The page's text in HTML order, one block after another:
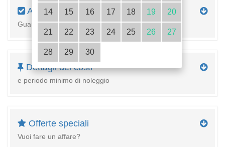
14 15 16 17 18 19 20
21 22 23 24 25 26 27
28 29 30
Attrezzature
Guarda i dettagli dell'alloggiamento
Dettagli dei costi
e periodo minimo di noleggio
Offerte speciali
Vuoi fare un affare?